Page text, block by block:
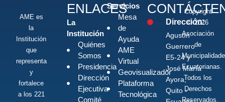
AME es
la
Institución
que
representa
y
fortalece
a los 221
ENLACES
La
Institución
Quiénes
Somos
Presidencia
Dirección
Ejecutiva
Comité
Servicios
Mesa
de
Ayuda
AME
Virtual
Geovisualizador
Plataforma
Tecnológica
Dirección:
Agustín
Guerrero
E5-24 y
José María
Ayora,
Quito -
Copyright
© 2026
Asociación
de
Ecuatorianas.
Todos los
Derechos
Reservados.